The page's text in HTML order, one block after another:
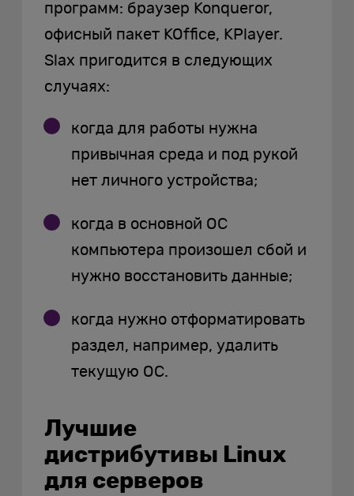
программ: браузер Konqueror,
офисный пакет KOffice, KPlayer.
Slax пригодится в следующих
случаях:
когда для работы нужна
привычная среда и под рукой
нет личного устройства;
когда в основной ОС
компьютера произошел сбой и
нужно восстановить данные;
когда нужно отформатировать
раздел, например, удалить
текущую ОС.
Лучшие
дистрибутивы Linux
для серверов